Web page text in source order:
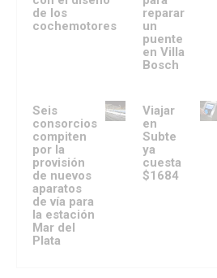
de los
cochemotores
reparar
un
puente
en Villa
Bosch
Seis
consorcios
compiten
por la
provisión
de nuevos
aparatos
de vía para
la estación
Mar del
Plata
Viajar
en
Subte
ya
cuesta
$1684